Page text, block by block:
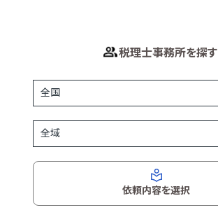
税理士事務所を探す
依頼内容を選択